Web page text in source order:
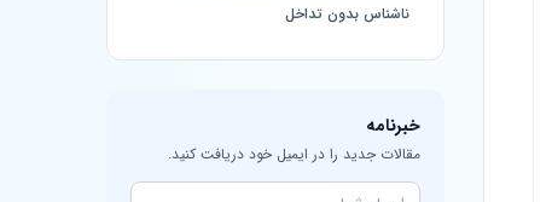
ناشناس بدون تداخل
خبرنامه
مقالات جدید را در ایمیل خود دریافت کنید.